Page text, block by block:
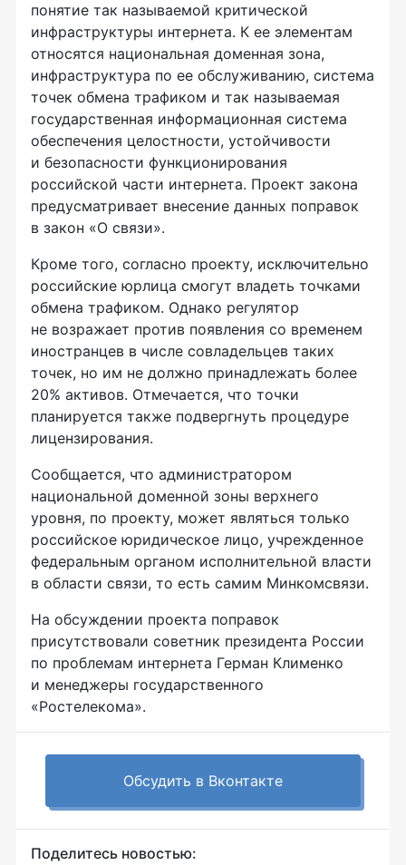
понятие так называемой критической
инфраструктуры интернета. К ее элементам
относятся национальная доменная зона,
инфраструктура по ее обслуживанию, система
точек обмена трафиком и так называемая
государственная информационная система
обеспечения целостности, устойчивости
и безопасности функционирования
российской части интернета. Проект закона
предусматривает внесение данных поправок
в закон «О связи».
Кроме того, согласно проекту, исключительно
российские юрлица смогут владеть точками
обмена трафиком. Однако регулятор
не возражает против появления со временем
иностранцев в числе совладельцев таких
точек, но им не должно принадлежать более
20% активов. Отмечается, что точки
планируется также подвергнуть процедуре
лицензирования.
Сообщается, что администратором
национальной доменной зоны верхнего
уровня, по проекту, может являться только
российское юридическое лицо, учрежденное
федеральным органом исполнительной власти
в области связи, то есть самим Минкомсвязи.
На обсуждении проекта поправок
присутствовали советник президента России
по проблемам интернета Герман Клименко
и менеджеры государственного
«Ростелекома».
Обсудить в Вконтакте
Поделитесь новостью: